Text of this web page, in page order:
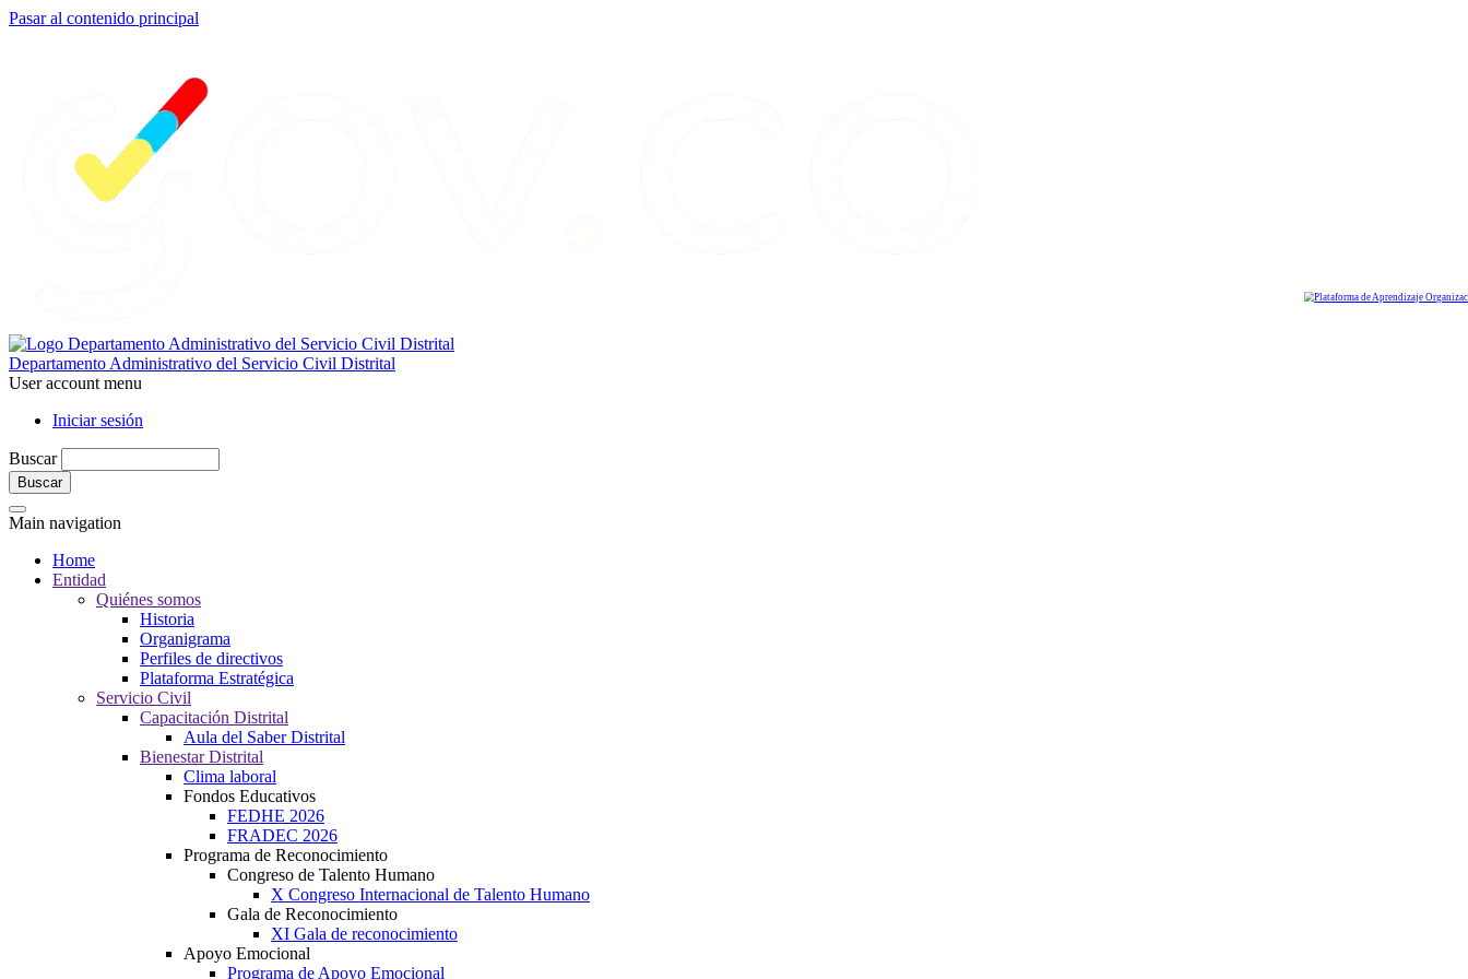
Pasar al contenido principal
Departamento Administrativo del Servicio Civil Distrital
User account menu
Iniciar sesión
Buscar
Main navigation
Home
Entidad
Quiénes somos
Historia
Organigrama
Perfiles de directivos
Plataforma Estratégica
Servicio Civil
Capacitación Distrital
Aula del Saber Distrital
Bienestar Distrital
Clima laboral
Fondos Educativos
FEDHE 2026
FRADEC 2026
Programa de Reconocimiento
Congreso de Talento Humano
X Congreso Internacional de Talento Humano
Gala de Reconocimiento
XI Gala de reconocimiento
Apoyo Emocional
Programa de Apoyo Emocional